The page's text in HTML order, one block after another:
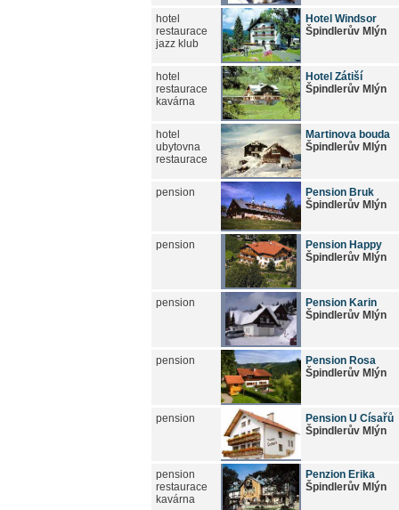
hotel
restaurace
jazz klub
Hotel Windsor
Špindlerův Mlýn
hotel
restaurace
kavárna
Hotel Zátiší
Špindlerův Mlýn
hotel
ubytovna
restaurace
Martinova bouda
Špindlerův Mlýn
pension
Pension Bruk
Špindlerův Mlýn
pension
Pension Happy
Špindlerův Mlýn
pension
Pension Karin
Špindlerův Mlýn
pension
Pension Rosa
Špindlerův Mlýn
pension
Pension U Císařů
Špindlerův Mlýn
pension
restaurace
kavárna
Penzion Erika
Špindlerův Mlýn